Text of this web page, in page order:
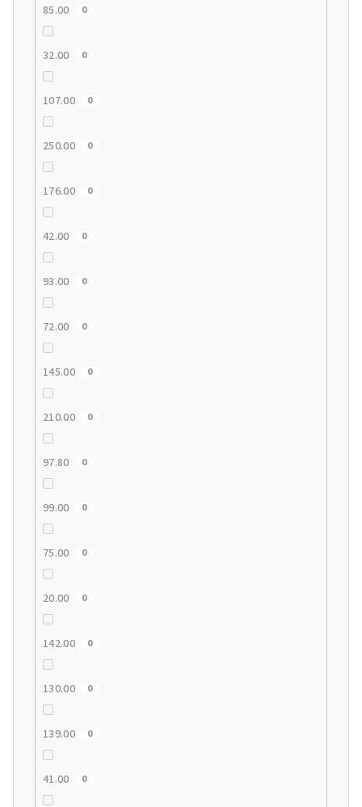
85.00 0
32.00 0
107.00 0
250.00 0
176.00 0
42.00 0
93.00 0
72.00 0
145.00 0
210.00 0
97.80 0
99.00 0
75.00 0
20.00 0
142.00 0
130.00 0
139.00 0
41.00 0